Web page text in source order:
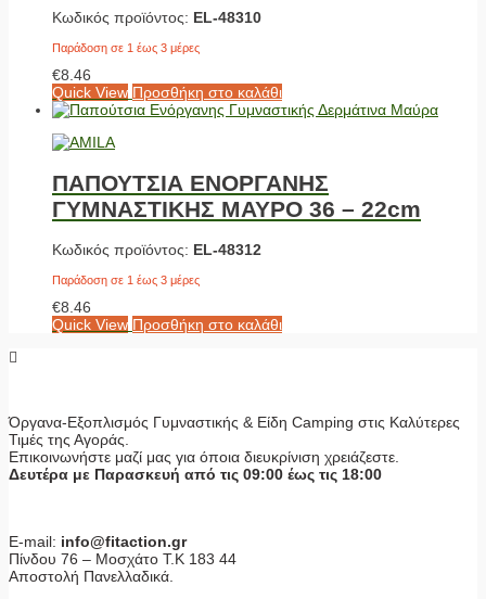
Κωδικός προϊόντος: EL-48310
Παράδοση σε 1 έως 3 μέρες
€8.46
Quick View Προσθήκη στο καλάθι
ΠΑΠΟΥΤΣΙΑ ΕΝΟΡΓΑΝΗΣ
ΓΥΜΝΑΣΤΙΚΗΣ ΜΑΥΡΟ 36 – 22cm
Κωδικός προϊόντος: EL-48312
Παράδοση σε 1 έως 3 μέρες
€8.46
Quick View Προσθήκη στο καλάθι
Όργανα-Εξοπλισμός Γυμναστικής & Είδη Camping στις Καλύτερες
Τιμές της Αγοράς.
Επικοινωνήστε μαζί μας για όποια διευκρίνιση χρειάζεστε.
Δευτέρα με Παρασκευή από τις 09:00 έως τις 18:00
E-mail: info@fitaction.gr
Πίνδου 76 – Μοσχάτο Τ.Κ 183 44
Αποστολή Πανελλαδικά.